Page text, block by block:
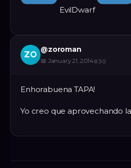
EvilDwarf
ZO
@zoroman
📅 January 21, 2014#30
Enhorabuena TAPA!
Yo creo que aprovechando